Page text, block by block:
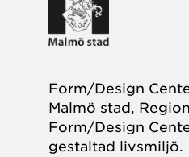
Form/Design
Malmö stad,
Form/Design
gestaltad livsmiljö.